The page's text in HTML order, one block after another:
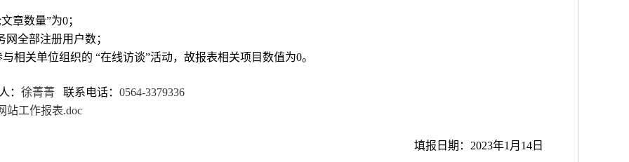
章数量”为0；
全部注册用户数；
关单位组织的 “在线访谈”活动，故报表相关项目数值为0。
： 徐菁菁 联系电话： 0564-3379336
站工作报表.doc
填报日期： 2023年1 月 14日